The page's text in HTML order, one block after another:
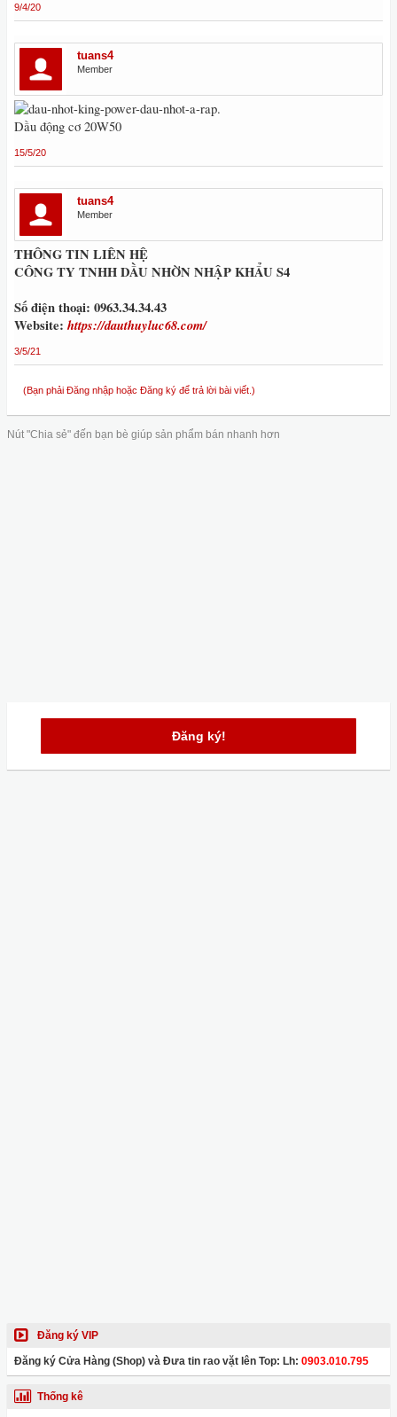
9/4/20
tuans4
Member
Dầu động cơ 20W50
15/5/20
tuans4
Member
THÔNG TIN LIÊN HỆ
CÔNG TY TNHH DẦU NHỜN NHẬP KHẨU S4
Số điện thoại: 0963.34.34.43
Website: https://dauthuyluc68.com/
3/5/21
(Bạn phải Đăng nhập hoặc Đăng ký để trả lời bài viết.)
Nút "Chia sẻ" đến bạn bè giúp sản phẩm bán nhanh hơn
Đăng ký!
Đăng ký VIP
Đăng ký Cửa Hàng (Shop) và Đưa tin rao vặt lên Top: Lh: 0903.010.795
Thống kê